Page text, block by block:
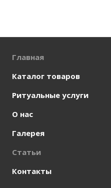
Главная
Каталог товаров
Ритуальные услуги
О нас
Галерея
Статьи
Контакты